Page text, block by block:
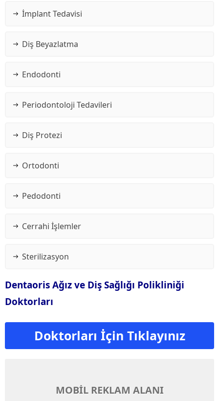
İmplant Tedavisi
Diş Beyazlatma
Endodonti
Periodontoloji Tedavileri
Diş Protezi
Ortodonti
Pedodonti
Cerrahi İşlemler
Sterilizasyon
Dentaoris Ağız ve Diş Sağlığı Polikliniği
Doktorları
Doktorları İçin Tıklayınız
MOBİL REKLAM ALANI